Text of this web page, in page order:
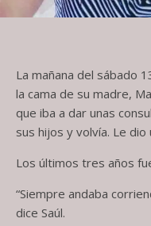
La mañana del sábado
la cama de su madre,
que iba a dar unas
sus hijos y volvía. Le
Los últimos tres años
“Siempre andaba
dice Saúl.